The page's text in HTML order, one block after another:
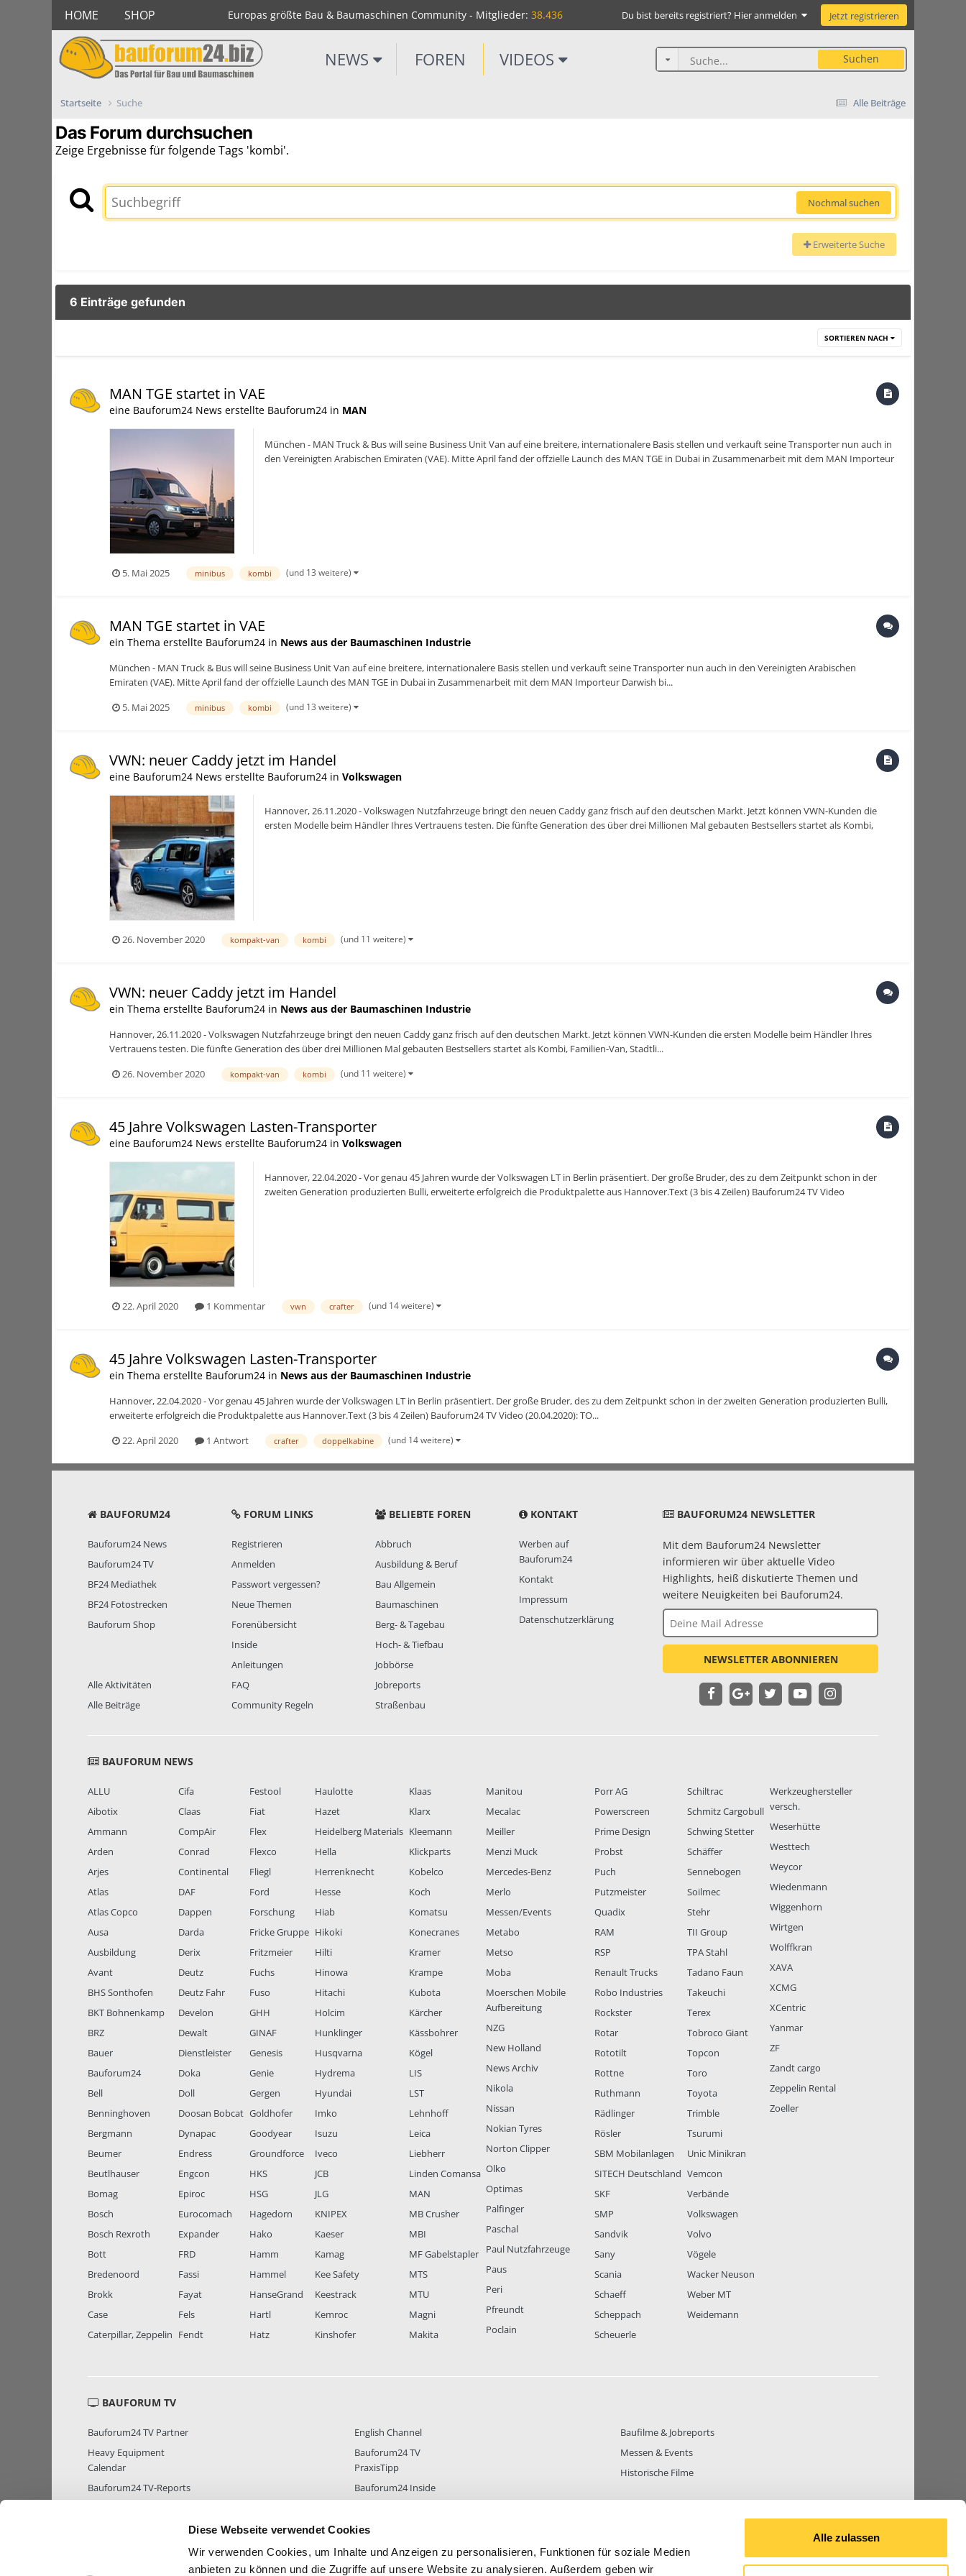
Diese Webseite verwendet Cookies
Wir verwenden Cookies, um Inhalte und Anzeigen zu personalisieren, Funktionen für soziale Medien
anbieten zu können und die Zugriffe auf unsere Website zu analysieren. Außerdem geben wir
Alle zulassen
HOME SHOP Europas größte Bau & Baumaschinen Community - Mitglieder: 38.436 Du bist bereits registriert? Hier anmelden Jetzt registrieren
NEWS FOREN VIDEOS Suchen
Alle Beiträge
Startseite Suche
Das Forum durchsuchen
Zeige Ergebnisse für folgende Tags 'kombi'.
Nochmal suchen
Erweiterte Suche
6 Einträge gefunden
SORTIEREN NACH
MAN TGE startet in VAE
eine Bauforum24 News erstellte Bauforum24 in MAN
München - MAN Truck & Bus will seine Business Unit Van auf eine breitere, internationalere Basis stellen und verkauft seine Transporter nun auch in
den Vereinigten Arabischen Emiraten (VAE). Mitte April fand der offzielle Launch des MAN TGE in Dubai in Zusammenarbeit mit dem MAN Importeur
5. Mai 2025 minibus kombi (und 13 weitere)
MAN TGE startet in VAE
ein Thema erstellte Bauforum24 in News aus der Baumaschinen Industrie
München - MAN Truck & Bus will seine Business Unit Van auf eine breitere, internationalere Basis stellen und verkauft seine Transporter nun auch in den Vereinigten Arabischen
Emiraten (VAE). Mitte April fand der offzielle Launch des MAN TGE in Dubai in Zusammenarbeit mit dem MAN Importeur Darwish bi...
5. Mai 2025
minibus kombi (und 13 weitere)
VWN: neuer Caddy jetzt im Handel
eine Bauforum24 News erstellte Bauforum24 in Volkswagen
Hannover, 26.11.2020 - Volkswagen Nutzfahrzeuge bringt den neuen Caddy ganz frisch auf den deutschen Markt. Jetzt können VWN-Kunden die
ersten Modelle beim Händler Ihres Vertrauens testen. Die fünfte Generation des über drei Millionen Mal gebauten Bestsellers startet als Kombi,
26. November 2020 kompakt-van kombi (und 11 weitere)
VWN: neuer Caddy jetzt im Handel
ein Thema erstellte Bauforum24 in News aus der Baumaschinen Industrie
Hannover, 26.11.2020 - Volkswagen Nutzfahrzeuge bringt den neuen Caddy ganz frisch auf den deutschen Markt. Jetzt können VWN-Kunden die ersten Modelle beim Händler Ihres
Vertrauens testen. Die fünfte Generation des über drei Millionen Mal gebauten Bestsellers startet als Kombi, Familien-Van, Stadtli...
26. November 2020
kompakt-van kombi (und 11 weitere)
45 Jahre Volkswagen Lasten-Transporter
eine Bauforum24 News erstellte Bauforum24 in Volkswagen
Hannover, 22.04.2020 - Vor genau 45 Jahren wurde der Volkswagen LT in Berlin präsentiert. Der große Bruder, des zu dem Zeitpunkt schon in der
zweiten Generation produzierten Bulli, erweiterte erfolgreich die Produktpalette aus Hannover.Text (3 bis 4 Zeilen) Bauforum24 TV Video
22. April 2020 1 Kommentar vwn crafter (und 14 weitere)
45 Jahre Volkswagen Lasten-Transporter
ein Thema erstellte Bauforum24 in News aus der Baumaschinen Industrie
Hannover, 22.04.2020 - Vor genau 45 Jahren wurde der Volkswagen LT in Berlin präsentiert. Der große Bruder, des zu dem Zeitpunkt schon in der zweiten Generation produzierten Bulli,
erweiterte erfolgreich die Produktpalette aus Hannover.Text (3 bis 4 Zeilen) Bauforum24 TV Video (20.04.2020): TO...
22. April 2020
1 Antwort crafter doppelkabine (und 14 weitere)
BAUFORUM24
Bauforum24 News
Bauforum24 TV
BF24 Mediathek
BF24 Fotostrecken
Bauforum Shop
Alle Aktivitäten
Alle Beiträge
FORUM LINKS
Registrieren
Anmelden
Passwort vergessen?
Neue Themen
Forenübersicht
Inside
Anleitungen
FAQ
Community Regeln
BELIEBTE FOREN
Abbruch
Ausbildung & Beruf
Bau Allgemein
Baumaschinen
Berg- & Tagebau
Hoch- & Tiefbau
Jobbörse
Jobreports
Straßenbau
KONTAKT
Werben auf
Bauforum24
Kontakt
Impressum
Datenschutzerklärung
BAUFORUM24 NEWSLETTER
Mit dem Bauforum24 Newsletter
informieren wir über aktuelle Video
Highlights, heiß diskutierte Themen und
weitere Neuigkeiten bei Bauforum24.
NEWSLETTER ABONNIEREN
BAUFORUM NEWS
ALLU
Aibotix
Ammann
Arden
Arjes
Atlas
Atlas Copco
Ausa
Ausbildung
Avant
BHS Sonthofen
BKT Bohnenkamp
BRZ
Bauer
Bauforum24
Bell
Benninghoven
Bergmann
Beumer
Beutlhauser
Bomag
Bosch
Bosch Rexroth
Bott
Bredenoord
Brokk
Case
Caterpillar, Zeppelin
Cifa
Claas
CompAir
Conrad
Continental
DAF
Dappen
Darda
Derix
Deutz
Deutz Fahr
Develon
Dewalt
Dienstleister
Doka
Doll
Doosan Bobcat
Dynapac
Endress
Engcon
Epiroc
Eurocomach
Expander
FRD
Fassi
Fayat
Fels
Fendt
Festool
Fiat
Flex
Flexco
Fliegl
Ford
Forschung
Fricke Gruppe
Fritzmeier
Fuchs
Fuso
GHH
GINAF
Genesis
Genie
Gergen
Goldhofer
Goodyear
Groundforce
HKS
HSG
Hagedorn
Hako
Hamm
Hammel
HanseGrand
Hartl
Hatz
Haulotte
Hazet
Heidelberg Materials
Hella
Herrenknecht
Hesse
Hiab
Hikoki
Hilti
Hinowa
Hitachi
Holcim
Hunklinger
Husqvarna
Hydrema
Hyundai
Imko
Isuzu
Iveco
JCB
JLG
KNIPEX
Kaeser
Kamag
Kee Safety
Keestrack
Kemroc
Kinshofer
Klaas
Klarx
Kleemann
Klickparts
Kobelco
Koch
Komatsu
Konecranes
Kramer
Krampe
Kubota
Kärcher
Kässbohrer
Kögel
LIS
LST
Lehnhoff
Leica
Liebherr
Linden Comansa
MAN
MB Crusher
MBI
MF Gabelstapler
MTS
MTU
Magni
Makita
Manitou
Mecalac
Meiller
Menzi Muck
Mercedes-Benz
Merlo
Messen/Events
Metabo
Metso
Moba
Moerschen Mobile
Aufbereitung
NZG
New Holland
News Archiv
Nikola
Nissan
Nokian Tyres
Norton Clipper
Olko
Optimas
Palfinger
Paschal
Paul Nutzfahrzeuge
Paus
Peri
Pfreundt
Poclain
Porr AG
Powerscreen
Prime Design
Probst
Puch
Putzmeister
Quadix
RAM
RSP
Renault Trucks
Robo Industries
Rockster
Rotar
Rototilt
Rottne
Ruthmann
Rädlinger
Rösler
SBM Mobilanlagen
SITECH Deutschland
SKF
SMP
Sandvik
Sany
Scania
Schaeff
Scheppach
Scheuerle
Schiltrac
Schmitz Cargobull
Schwing Stetter
Schäffer
Sennebogen
Soilmec
Stehr
TII Group
TPA Stahl
Tadano Faun
Takeuchi
Terex
Tobroco Giant
Topcon
Toro
Toyota
Trimble
Tsurumi
Unic Minikran
Vemcon
Verbände
Volkswagen
Volvo
Vögele
Wacker Neuson
Weber MT
Weidemann
Werkzeughersteller
versch.
Weserhütte
Westtech
Weycor
Wiedenmann
Wiggenhorn
Wirtgen
Wolffkran
XAVA
XCMG
XCentric
Yanmar
ZF
Zandt cargo
Zeppelin Rental
Zoeller
BAUFORUM TV
Bauforum24 TV Partner
Heavy Equipment
Calendar
Bauforum24 TV-Reports
English Channel
Bauforum24 TV
PraxisTipp
Bauforum24 Inside
Baufilme & Jobreports
Messen & Events
Historische Filme
MITGLIEDER STATISTIK MITGLIEDER38.436 FOREN STATISTIK ALLE THEMEN BEITRÄGE GESAMT842.708